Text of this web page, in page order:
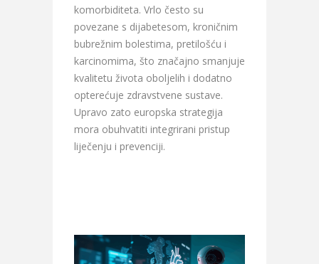
komorbiditeta. Vrlo često su
povezane s dijabetesom, kroničnim
bubrežnim bolestima, pretilošću i
karcinomima, što značajno smanjuje
kvalitetu života oboljelih i dodatno
opterećuje zdravstvene sustave.
Upravo zato europska strategija
mora obuhvatiti integrirani pristup
liječenju i prevenciji.